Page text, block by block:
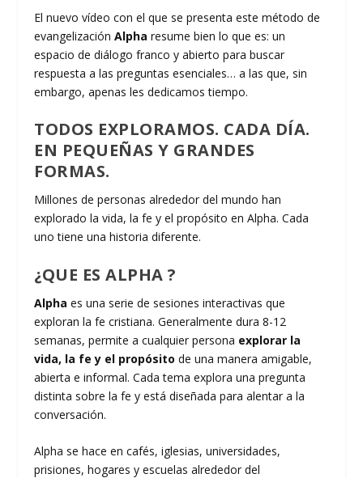
El nuevo vídeo con el que se presenta este método de
evangelizaciónAlpha resume bien lo que es: un
espacio de diálogo franco y abierto para buscar
respuesta a las preguntas esenciales… a las que, sin
embargo, apenas les dedicamos tiempo.
TODOS EXPLORAMOS. CADA DÍA.
EN PEQUEÑAS Y GRANDES
FORMAS.
Millones de personas alrededor del mundo han
explorado la vida, la fe y el propósito en Alpha. Cada
uno tiene una historia diferente.
¿QUE ES ALPHA ?
Alpha es una serie de sesiones interactivas que
exploran la fe cristiana. Generalmente dura 8-12
semanas, permite a cualquier persona explorar la
vida, la fe y el propósito de una manera amigable,
abierta e informal. Cada tema explora una pregunta
distinta sobre la fe y está diseñada para alentar a la
conversación.
Alpha se hace en cafés, iglesias, universidades,
prisiones, hogares y escuelas alrededor del